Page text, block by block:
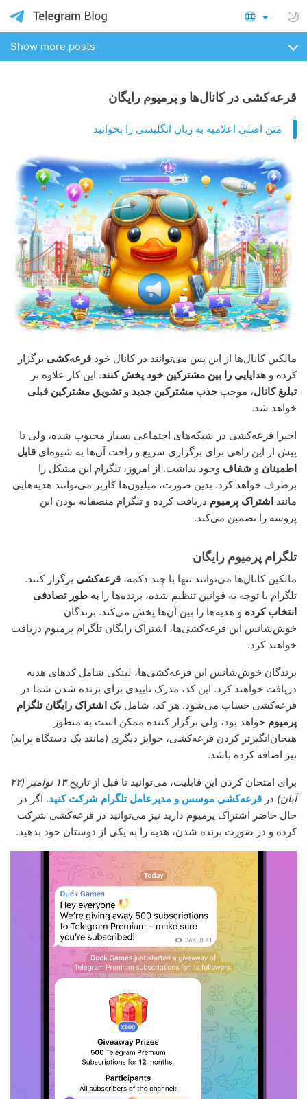
Show more posts
قرعه‌کشی در کانال‌ها و پرمیوم رایگان
متن اصلی اعلامیه به زبان انگلیسی را بخوانید
مالکین کانال‌ها از این پس می‌توانند در کانال خود قرعه‌کشی برگزار
کرده و هدایایی را بین مشترکین خود پخش کنند. این کار علاوه بر
تبلیغ کانال، موجب جذب مشترکین جدید وتشویق مشترکین قبلی
خواهد شد.
اخیرا قرعه‌کشی در شبکه‌های اجتماعی بسیار محبوب شده، ولی تا
پیش از این راهی برای برگزاری سریع و راحت آن‌ها به شیوه‌ای قابل
اطمینان و شفاف وجود نداشت. از امروز، تلگرام این مشکل را
برطرف خواهد کرد. بدین صورت، میلیون‌ها کاربر می‌توانند هدیه‌هایی
مانند اشتراک پرمیوم دریافت کرده و تلگرام منصفانه بودن این
پروسه را تضمین می‌کند.
تلگرام پرمیوم رایگان
مالکین کانال‌ها می‌توانند تنها با چند دکمه، قرعه‌کشی برگزار کنند.
تلگرام با توجه به قوانین تنظیم شده، برنده‌ها را به طور تصادفی
انتخاب کرده و هدیه‌ها را بین آن‌ها پخش می‌کند. برندگان
خوش‌شانس این قرعه‌کشی‌ها، اشتراک رایگان تلگرام پرمیوم دریافت
خواهند کرد.
برندگان خوش‌شانس این قرعه‌کشی‌ها، لینکی شامل کدهای هدیه
دریافت خواهند کرد. این کد، مدرک تاییدی برای برنده شدن شما در
قرعه‌کشی حساب می‌شود. هر کد، شامل یک اشتراک رایگان تلگرام
پرمیوم خواهد بود، ولی برگزار کننده ممکن است به منظور
هیجان‌انگیزتر کردن قرعه‌کشی، جوایز دیگری (مانند یک دستگاه پراید)
نیز اضافه کرده باشد.
برای امتحان کردن این قابلیت، می‌توانید تا قبل از تاریخ
۱۳ نوامبر (۲۲
آبان) در قرعه‌کشی موسس و مدیرعامل تلگرام شرکت کنید. اگر در
حال حاضر اشتراک پرمیوم دارید نیز می‌توانید در قرعه‌کشی شرکت
کرده و در صورت برنده شدن، هدیه را به یکی از دوستان خود بدهید.